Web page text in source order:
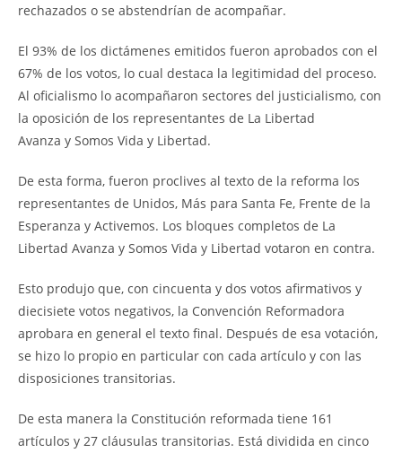
rechazados o se abstendrían de acompañar.
El 93% de los dictámenes emitidos fueron aprobados con el
67% de los votos, lo cual destaca la legitimidad del proceso.
Al oficialismo lo acompañaron sectores del justicialismo, con
la oposición de los representantes de La Libertad
Avanza y Somos Vida y Libertad.
De esta forma, fueron proclives al texto de la reforma los
representantes de Unidos, Más para Santa Fe, Frente de la
Esperanza y Activemos. Los bloques completos de La
Libertad Avanza y Somos Vida y Libertad votaron en contra.
Esto produjo que, con cincuenta y dos votos afirmativos y
diecisiete votos negativos, la Convención Reformadora
aprobara en general el texto final. Después de esa votación,
se hizo lo propio en particular con cada artículo y con las
disposiciones transitorias.
De esta manera la Constitución reformada tiene 161
artículos y 27 cláusulas transitorias. Está dividida en cinco